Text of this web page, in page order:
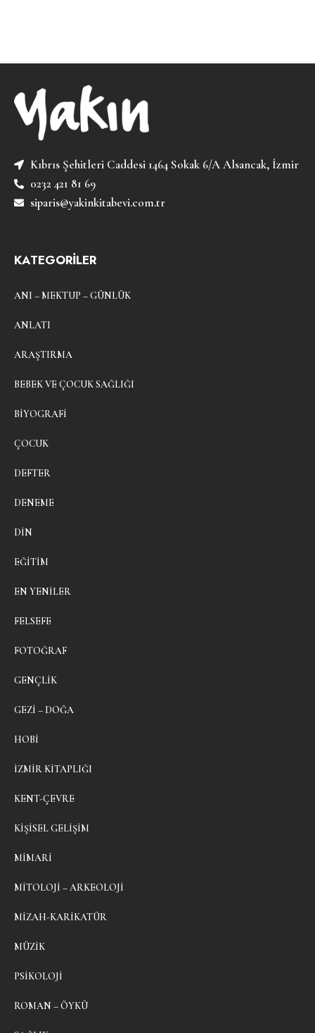
Kıbrıs Şehitleri Caddesi 1464 Sokak 6/A Alsancak, İzmir
0232 421 81 69
siparis@yakinkitabevi.com.tr
KATEGORİLER
ANI – MEKTUP – GÜNLÜK
ANLATI
ARAŞTIRMA
BEBEK VE ÇOCUK SAĞLIĞI
BIYOGRAFI
ÇOCUK
DEFTER
DENEME
DIN
EĞITIM
EN YENILER
FELSEFE
FOTOĞRAF
GENÇLIK
GEZI – DOĞA
HOBI
İZMIR KITAPLIĞI
KENT-ÇEVRE
KIŞISEL GELIŞIM
MIMARI
MITOLOJI – ARKEOLOJI
MIZAH-KARIKATÜR
MÜZIK
PSIKOLOJI
ROMAN – ÖYKÜ